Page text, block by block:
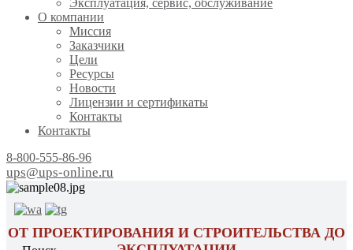
Эксплуатация, сервис, обслуживание
О компании
Миссия
Заказчики
Цели
Ресурсы
Новости
Лицензии и сертификаты
Контакты
Контакты
8-800-555-86-96
ups@ups-online.ru
ОТ ПРОЕКТИРОВАНИЯ И СТРОИТЕЛЬСТВА ДО